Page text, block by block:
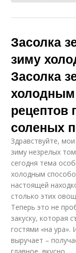
Засолка
зиму
Засолка
рецептов
соленых
Здравствуйте,
зиму незрелых
сегодня тема
холодным
настоящей
столько этих
Теперь это не
закуску, которая
гостями «на ура».
выручает –